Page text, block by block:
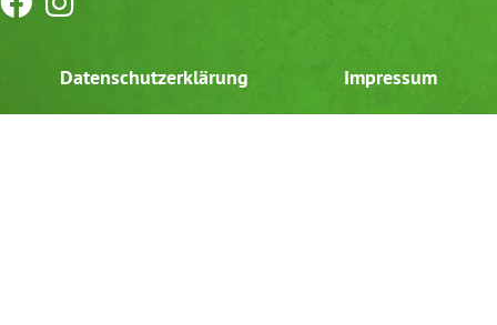
Datenschutzerklärung Impressum